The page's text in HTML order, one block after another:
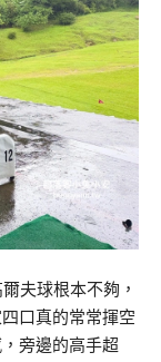
夫球根本不夠，
口真的常常揮空
旁邊的高手超